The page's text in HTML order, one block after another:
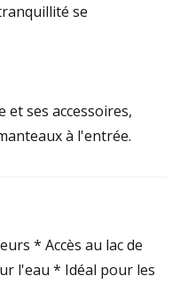
se
et ses accessoires,
à l'entrée.
* Accès au lac de
l'eau * Idéal pour les